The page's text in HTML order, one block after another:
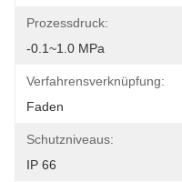
Prozessdruck:
-0.1~1.0 MPa
Verfahrensverknüpfung:
Faden
Schutzniveaus:
IP 66